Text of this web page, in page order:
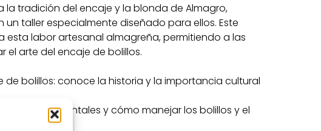
la tradición del encaje y la blonda de Almagro,
taller especialmente diseñado para ellos. Este
labor artesanal almagreña, permitiendo a las
el arte del encaje de bolillos.
de bolillos: conoce la historia y la importancia cultural
fundamentales y cómo manejar los bolillos y el